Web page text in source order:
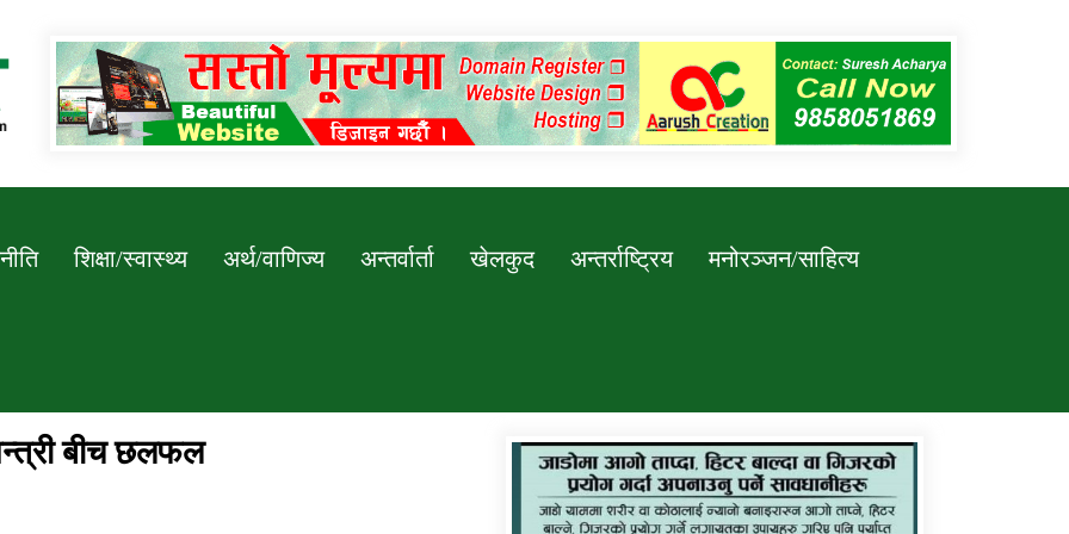
Newssarokar
शिक्षा/स्वास्थ्य अर्थ/वाणिज्य अन्तर्वार्ता खेलकुद अन्तर्राष्ट्रिय मनोरञ्जन/साहित्य
कर्णाली प्रविधि शिक्षालय जुम्लाको सुचना
बीच छलफल